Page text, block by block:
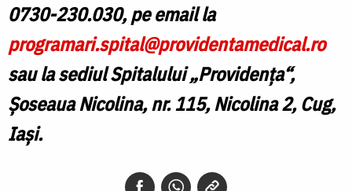
0730-230.030, pe email la
programari.spital@providentamedical.ro
sau la sediul Spitalului „Providenţa“,
Şoseaua Nicolina, nr. 115, Nicolina 2, Cug,
Iaşi.